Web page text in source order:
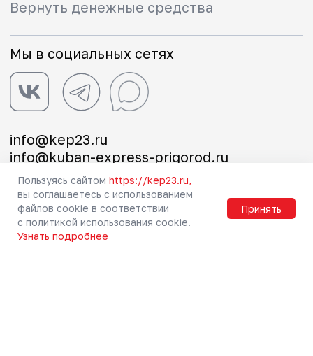
Пользуясь сайтом https://kep23.ru,
вы соглашаетесь с использованием
файлов cookie в соответствии
с политикой использования cookie.
Узнать подробнее
Принять